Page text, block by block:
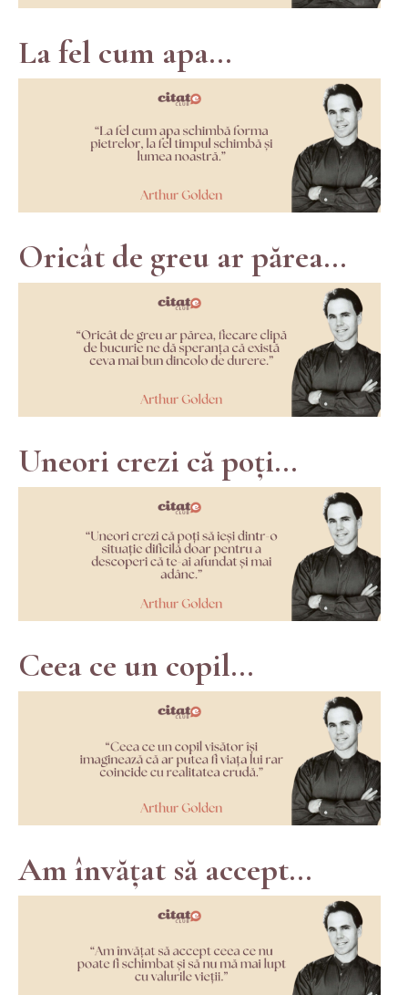
La fel cum apa...
Oricât de greu ar părea...
Uneori crezi că poți...
Ceea ce un copil...
Am învățat să accept...